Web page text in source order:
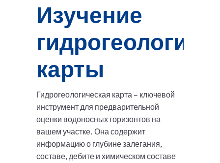
Изучение
карты
Гидрогеологическая карта – ключевой
инструмент для предварительной
оценки водоносных горизонтов на
вашем участке. Она содержит
информацию о глубине залегания,
составе, дебите и химическом составе